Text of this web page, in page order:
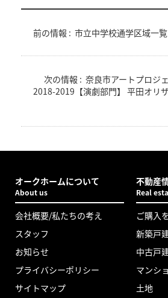
前の情報 : 市立中学校通学区域一覧
次の情報 : 奈良市アートプロジ
2018-2019【演劇部門】 平田オリ
オークホームについて
About us
会社概要/私たちの考え
スタッフ
お知らせ
プライバシーポリシー
サイトマップ
不動産
Real
ご購入
新築戸
中古戸
マンシ
土地